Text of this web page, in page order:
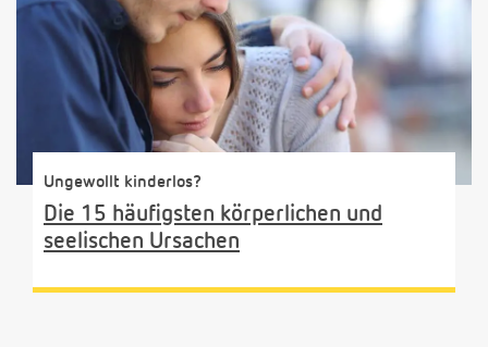
Ungewollt kinderlos?
Die 15 häufigsten körperlichen und
seelischen Ursachen